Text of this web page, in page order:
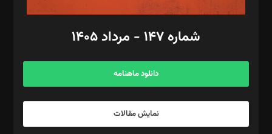
امور مالی: شاپور رهبری، محمد‌ کاظمی‌نیا
آگهی و مشترکین: ۰۹۱۹۹۹۹۰۴۵۴
شماره ۱۴۷ - مرداد ۱۴۰۵
دانلود ماهنامه
نمایش مقالات